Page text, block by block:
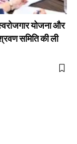
योजना और
समिति की ली